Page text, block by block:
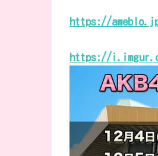
https://
https://